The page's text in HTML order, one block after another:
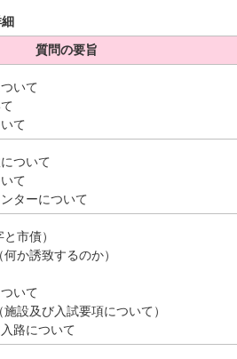
質問の要旨
いて
て
ついて
て
ターについて
市債）
か誘致するのか）
いて
設及び入試要項について）
路について